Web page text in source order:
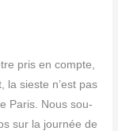
pris en compte,
la sieste n’est pas
Paris. Nous sou­
sur la jour­née de